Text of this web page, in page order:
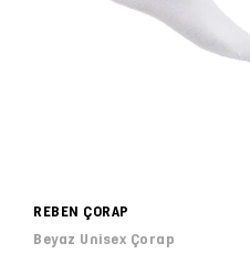
REBEN ÇORAP
Beyaz Unisex Çorap